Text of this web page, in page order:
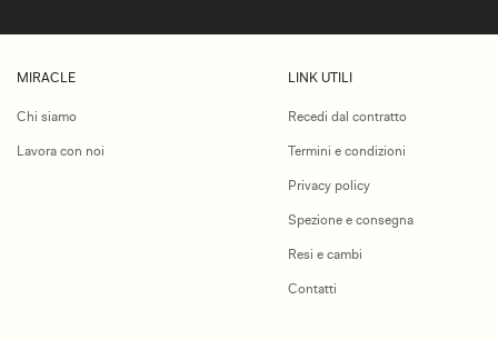
MIRACLE
Chi siamo
Lavora con noi
LINK UTILI
Recedi dal contratto
Termini e condizioni
Privacy policy
Spezione e consegna
Resi e cambi
Contatti